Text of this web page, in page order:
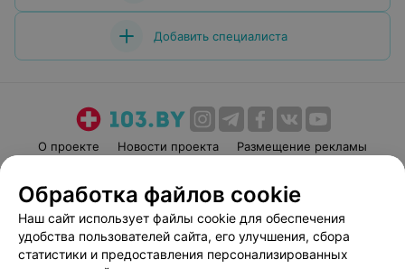
Добавить специалиста
О проекте Новости проекта
Размещение рекламы
Пользовательское соглашение
Способы оплаты
Вакансии
Партнеры
Написать руководителю 103.by
Обработка файлов cookie
Наш сайт использует файлы cookie для обеспечения
удобства пользователей сайта, его улучшения, сбора
статистики и предоставления персонализированных